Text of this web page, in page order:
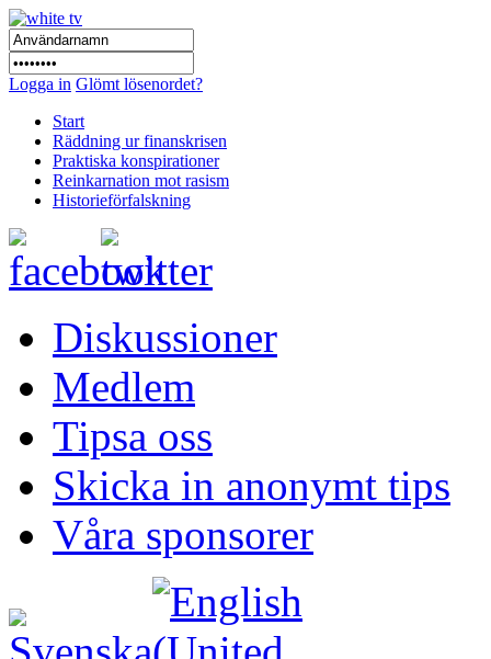
Logga in Glömt lösenordet?
Start
Räddning ur finanskrisen
Praktiska konspirationer
Reinkarnation mot rasism
Historieförfalskning
Diskussioner
Medlem
Tipsa oss
Skicka in anonymt tips
Våra sponsorer